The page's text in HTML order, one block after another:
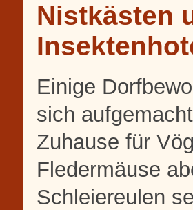
Nistkästen
Einige
sich
Zuhause für
Fledermäuse
Schleiereulen